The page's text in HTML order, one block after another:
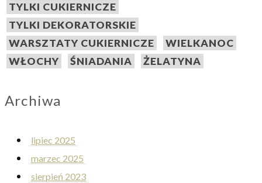
TYLKI CUKIERNICZE
TYLKI DEKORATORSKIE
WARSZTATY CUKIERNICZE
WIELKANOC
WŁOCHY
ŚNIADANIA ŻELATYNA
Archiwa
lipiec 2025
marzec 2025
sierpień 2023